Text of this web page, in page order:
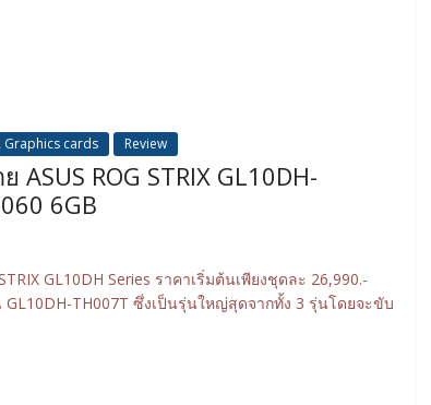
Graphics cards Review
ROG STRIX GL10DH-
6GB
GL10DH Series ราคาเริ่มต้นเพียงชุดละ 26,990.-
TH007T ซึ่งเป็นรุ่นใหญ่สุดจากทั้ง 3 รุ่นโดยจะขับ